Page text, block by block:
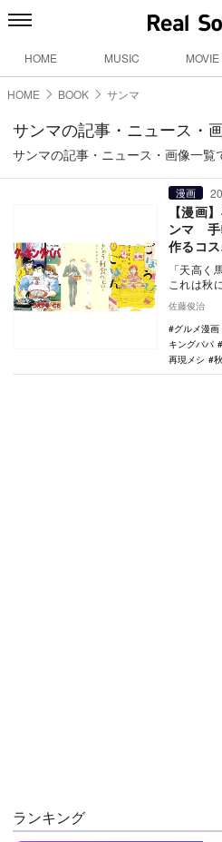
HOME MUSIC MOVIE
HOME BOOK サンマ
サンマの記事・ニュース・
サンマの記事・ニュース・画像一覧
漫画
【漫画
ンマ 手
作るコ
「天高く
これは秋
ため食欲
意味だ…
佐藤俊治
グルメ漫画
キングパパ
再現メシ
秋
ランキング